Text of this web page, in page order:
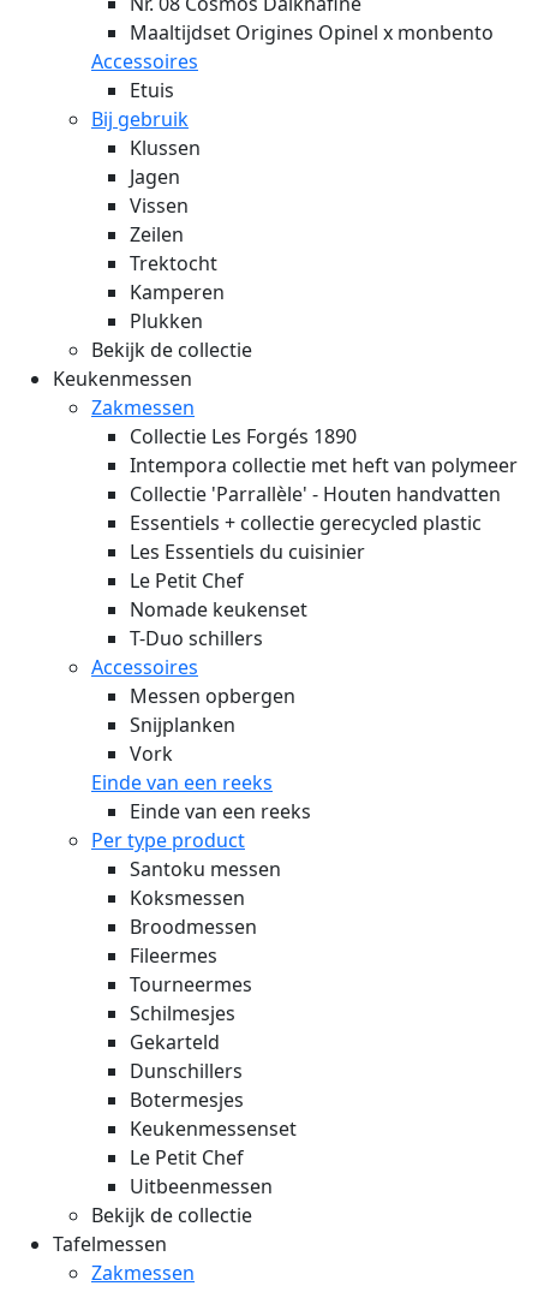
Maaltijdset Origines Opinel x monbento
Accessoires
Etuis
Bij gebruik
Klussen
Jagen
Vissen
Zeilen
Trektocht
Kamperen
Plukken
Bekijk de collectie
Keukenmessen
Zakmessen
Collectie Les Forgés 1890
Intempora collectie met heft van polymeer
Collectie 'Parrallèle' - Houten handvatten
Essentiels + collectie gerecycled plastic
Les Essentiels du cuisinier
Le Petit Chef
Nomade keukenset
T-Duo schillers
Accessoires
Messen opbergen
Snijplanken
Vork
Einde van een reeks
Einde van een reeks
Per type product
Santoku messen
Koksmessen
Broodmessen
Fileermes
Tourneermes
Schilmesjes
Gekarteld
Dunschillers
Botermesjes
Keukenmessenset
Le Petit Chef
Uitbeenmessen
Bekijk de collectie
Tafelmessen
Zakmessen